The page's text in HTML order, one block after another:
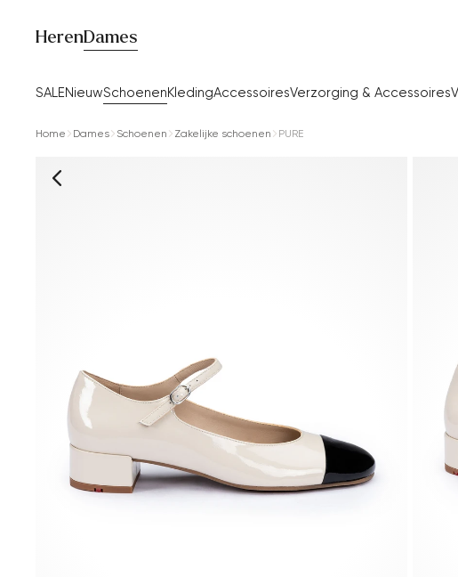
HerenDames
SALENieuwSchoenenKledingAccessoiresVerzorging & Accessoires
Home Dames Schoenen Zakelijke schoenen PURE